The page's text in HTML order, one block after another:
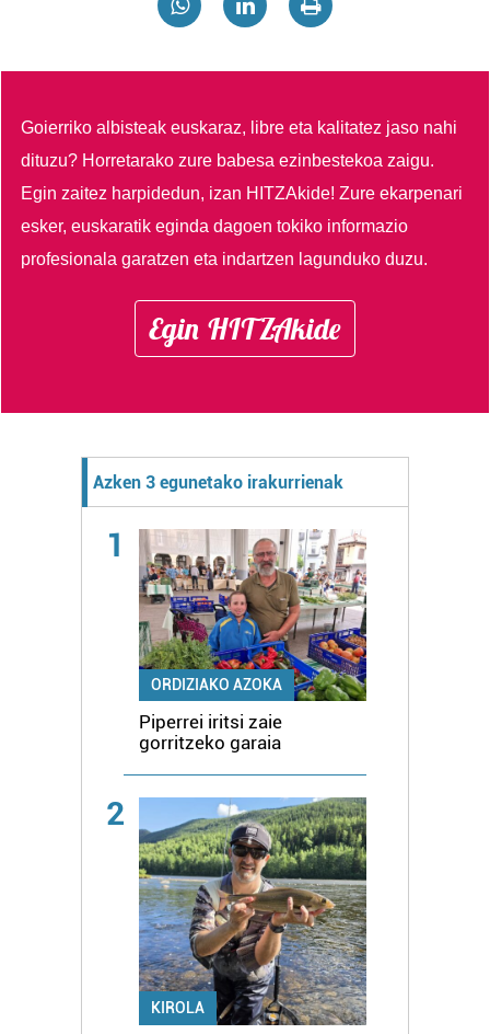
Goierriko albisteak euskaraz, libre eta kalitatez jaso nahi
dituzu? Horretarako zure babesa ezinbestekoa zaigu.
Egin zaitez harpidedun, izan HITZAkide!Zure ekarpenari
esker, euskaratik eginda dagoen tokiko informazio
profesionala garatzen eta indartzen lagunduko duzu.
Egin HITZAkide
Azken 3 egunetako irakurrienak
1
ORDIZIAKO AZOKA
Piperrei iritsi zaie
gorritzeko garaia
2
KIROLA